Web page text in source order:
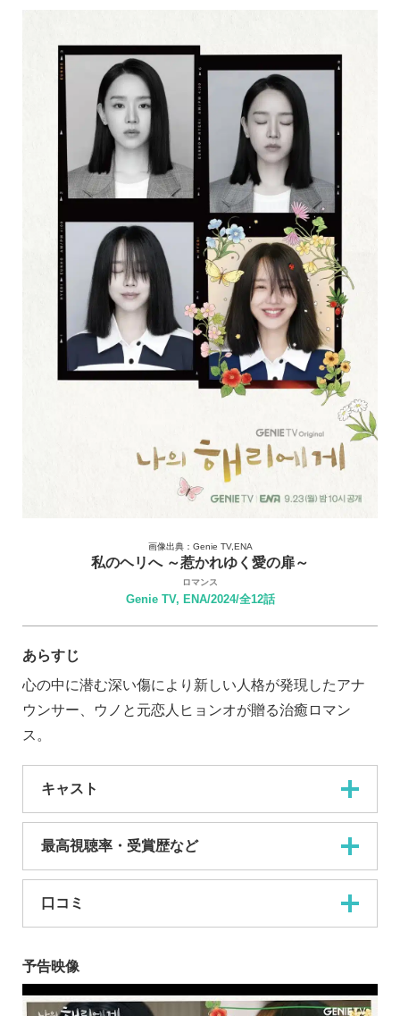
画像出典：Genie TV,ENA
私のヘリへ ～惹かれゆく愛の扉～
ロマンス
Genie TV, ENA/2024/全12話
あらすじ
心の中に潜む深い傷により新しい人格が発現したアナ
ウンサー、ウノと元恋人ヒョンオが贈る治癒ロマン
ス。
キャスト
最高視聴率・受賞歴など
口コミ
予告映像